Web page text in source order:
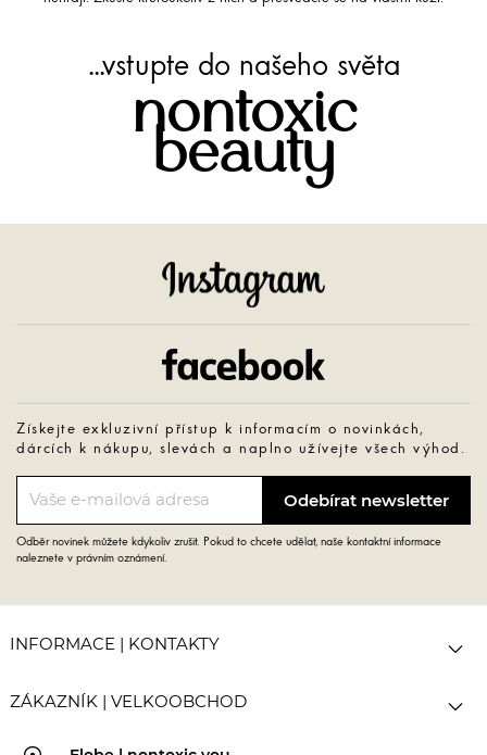
...vstupte do našeho světa
nontoxic
beauty
Získejte exkluzivní přístup k informacím o novinkách,
dárcích k nákupu, slevách a naplno užívejte všech výhod.
Odběr novinek můžete kdykoliv zrušit. Pokud to chcete udělat, naše kontaktní informace
naleznete v právním oznámení.
INFORMACE | KONTAKTY 
ZÁKAZNÍK | VELKOOBCHOD 